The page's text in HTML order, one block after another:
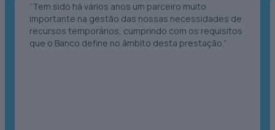
“Tem sido há vários anos um parceiro muito
importante na gestão das nossas necessidades de
recursos temporários, cumprindo com os requisitos
que o Banco define no âmbito desta prestação.”